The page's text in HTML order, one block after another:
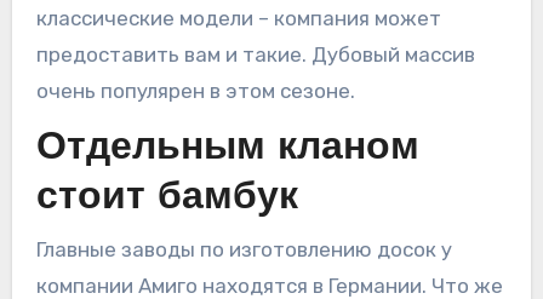
классические модели – компания может
предоставить вам и такие. Дубовый массив
очень популярен в этом сезоне.
Отдельным кланом
стоит бамбук
Главные заводы по изготовлению досок у
компании Амиго находятся в Германии. Что же